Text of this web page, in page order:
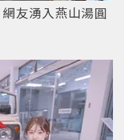
友湧入燕山湯圓